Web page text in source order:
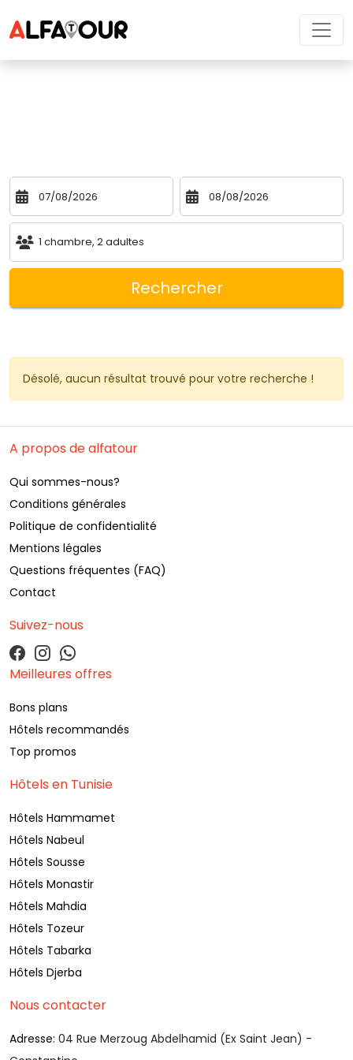
1 chambre, 2adultes
Rechercher
Désolé, aucun résultat trouvé pour votre recherche !
A propos de alfatour
Qui sommes-nous?
Conditions générales
Politique de confidentialité
Mentions légales
Questions fréquentes (FAQ)
Contact
Suivez-nous
Meilleures offres
Bons plans
Hôtels recommandés
Top promos
Hôtels en Tunisie
Hôtels Hammamet
Hôtels Nabeul
Hôtels Sousse
Hôtels Monastir
Hôtels Mahdia
Hôtels Tozeur
Hôtels Tabarka
Hôtels Djerba
Nous contacter
Adresse: 04 Rue Merzoug Abdelhamid (Ex Saint Jean) -